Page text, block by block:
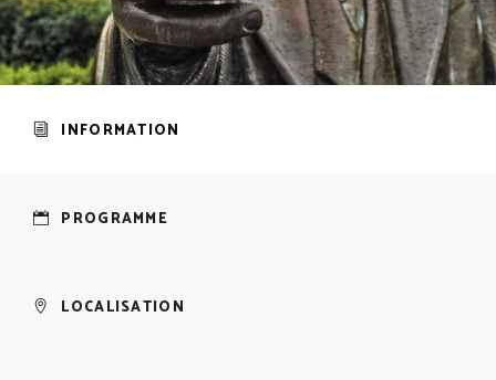
INFORMATION
PROGRAMME
LOCALISATION